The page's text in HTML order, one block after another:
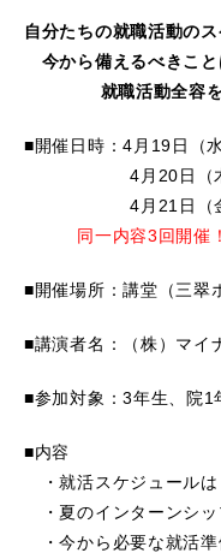
自分たちの就職活動の
今から備えるべきこ
就職活動全容
■開催日時：4月19日（
4月20日（木）
4月21日（金）
同一内容3回開催
■開催場所：講堂（三翠
■講演者名：（株）マイ
■参加対象：3年生、院1
■内容
・就活スケジュールは
・夏のインターンシッ
・今から必要な就活準